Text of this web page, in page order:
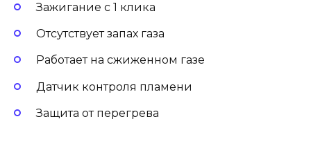
Зажигание с 1 клика
Отсутствует запах газа
Работает на сжиженном газе
Датчик контроля пламени
Защита от перегрева